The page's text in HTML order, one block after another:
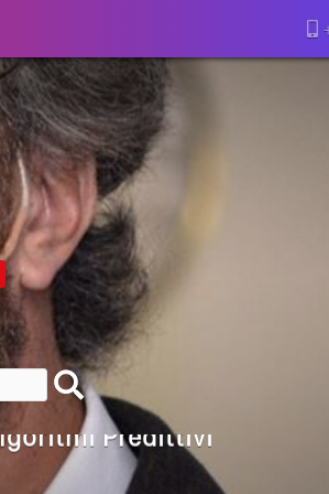
Motivazione…
Franzese
Davvero
Vecchia SEO
Predittivi
L’AI E I Contenuti…